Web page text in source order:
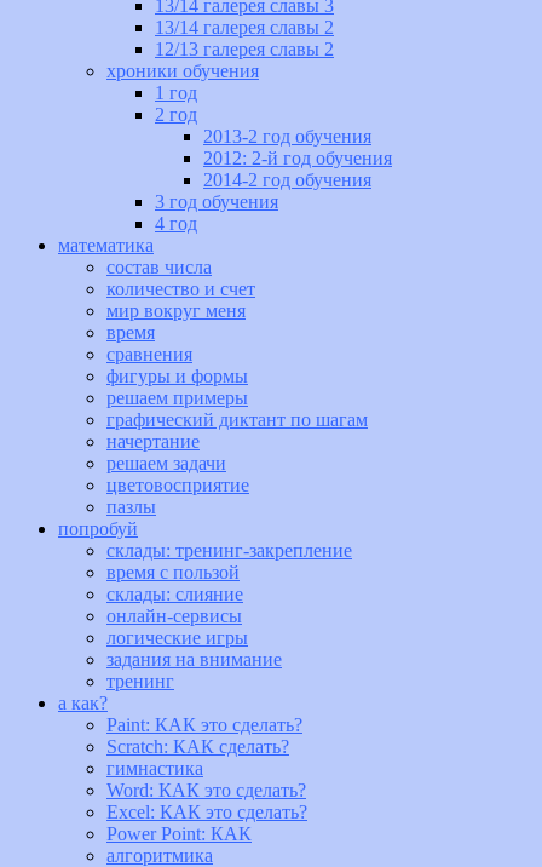
13/14 галерея славы 3
13/14 галерея славы 2
12/13 галерея славы 2
хроники обучения
1 год
2 год
2013-2 год обучения
2012: 2-й год обучения
2014-2 год обучения
3 год обучения
4 год
математика
состав числа
количество и счет
мир вокруг меня
время
сравнения
фигуры и формы
решаем примеры
графический диктант по шагам
начертание
решаем задачи
цветовосприятие
пазлы
попробуй
склады: тренинг-закрепление
время с пользой
склады: слияние
онлайн-сервисы
логические игры
задания на внимание
тренинг
а как?
Paint: КАК это сделать?
Scratch: КАК сделать?
гимнастика
Word: КАК это сделать?
Excel: КАК это сделать?
Power Point: КАК
алгоритмика